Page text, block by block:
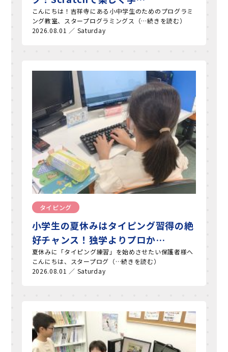
こんにちは！吉祥寺にある小中学生のためのプログラミ
ング教室、スタープログラミングス（…続きを読む）
2026.08.01 ／ Saturday
タイピング
小学生の夏休みはタイピング習得の絶
好チャンス！独学よりプロか…
夏休みに「タイピング練習」を始めさせたい保護者様へ
こんにちは、スタープログ（…続きを読む）
2026.08.01 ／ Saturday